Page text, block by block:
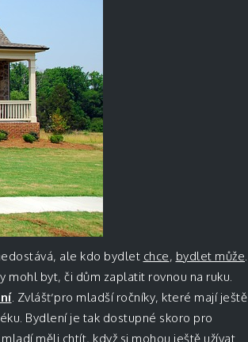
ale kdo bydlet chce, bydlet může.
byt, či dům zaplatit rovnou na ruku.
. Zvlášť pro mladší ročníky, které mají ještě
Bydlení je tak dostupné skoro pro
mladí měli chtít, když si mohou ještě užívat